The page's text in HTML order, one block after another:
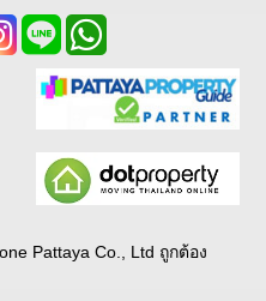
Pattaya Co., Ltd ถูกต้อง